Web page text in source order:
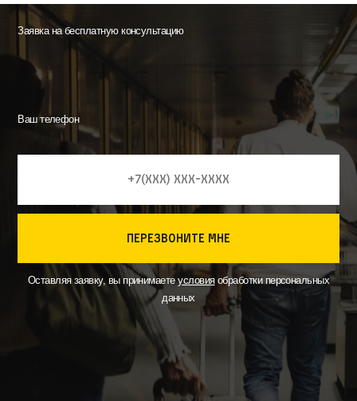
Заявка на бесплатную консультацию
Ваш телефон
перезвоните мне
Оставляя заявку, вы принимаетеусловияобработки персональных
данных